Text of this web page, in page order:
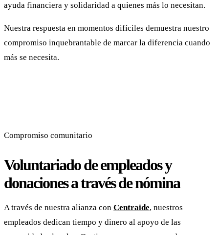
ayuda financiera y solidaridad a quienes más lo necesitan.
Nuestra respuesta en momentos difíciles demuestra nuestro
compromiso inquebrantable de marcar la diferencia cuando
más se necesita.
Compromiso comunitario
Voluntariado de empleados y
donaciones a través de nómina
A través de nuestra alianza con Centraide, nuestros
empleados dedican tiempo y dinero al apoyo de las